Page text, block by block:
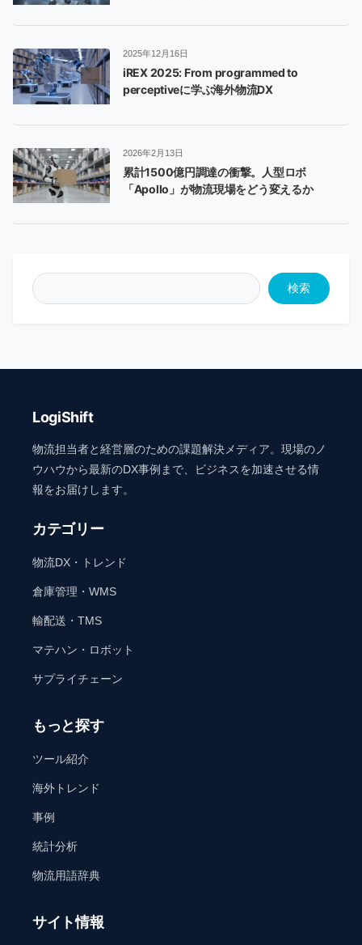
2025年12月16日
iREX 2025: From programmed to
perceptiveに学ぶ海外物流DX
2026年2月13日
累計1500億円調達の衝撃。人型ロボ
「Apollo」が物流現場をどう変えるか
検索
LogiShift
物流担当者と経営層のための課題解決メディア。現場のノ
ウハウから最新のDX事例まで、ビジネスを加速させる情
報をお届けします。
カテゴリー
物流DX・トレンド
倉庫管理・WMS
輸配送・TMS
マテハン・ロボット
サプライチェーン
もっと探す
ツール紹介
海外トレンド
事例
統計分析
物流用語辞典
サイト情報